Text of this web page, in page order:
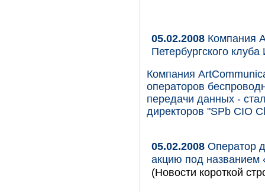
05.02.2008 Компания
Петербургского
Компания
операторов
передачи данных -
директоров "SPb CIO
05.02.2008 Оператор
акцию под названием
(Новости короткой